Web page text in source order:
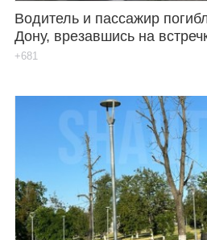
Водитель и пассажир
Дону, врезавшись на
+681